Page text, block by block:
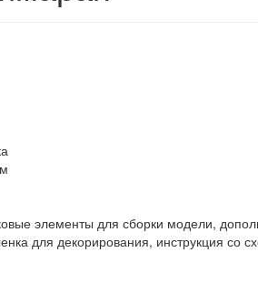
элементы для сборки модели,
для декорирования, инструкция со